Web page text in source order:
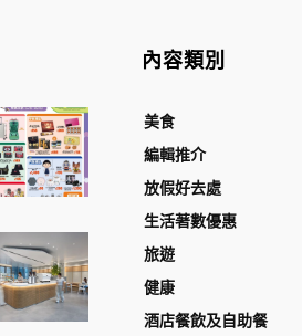
內容類別
美食
編輯推介
放假好去處
生活著數優惠
旅遊
健康
酒店餐飲及自助餐